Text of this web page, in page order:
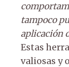
tampoco
aplicación
Estas
valiosas y